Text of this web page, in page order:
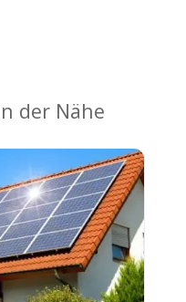
der Nähe